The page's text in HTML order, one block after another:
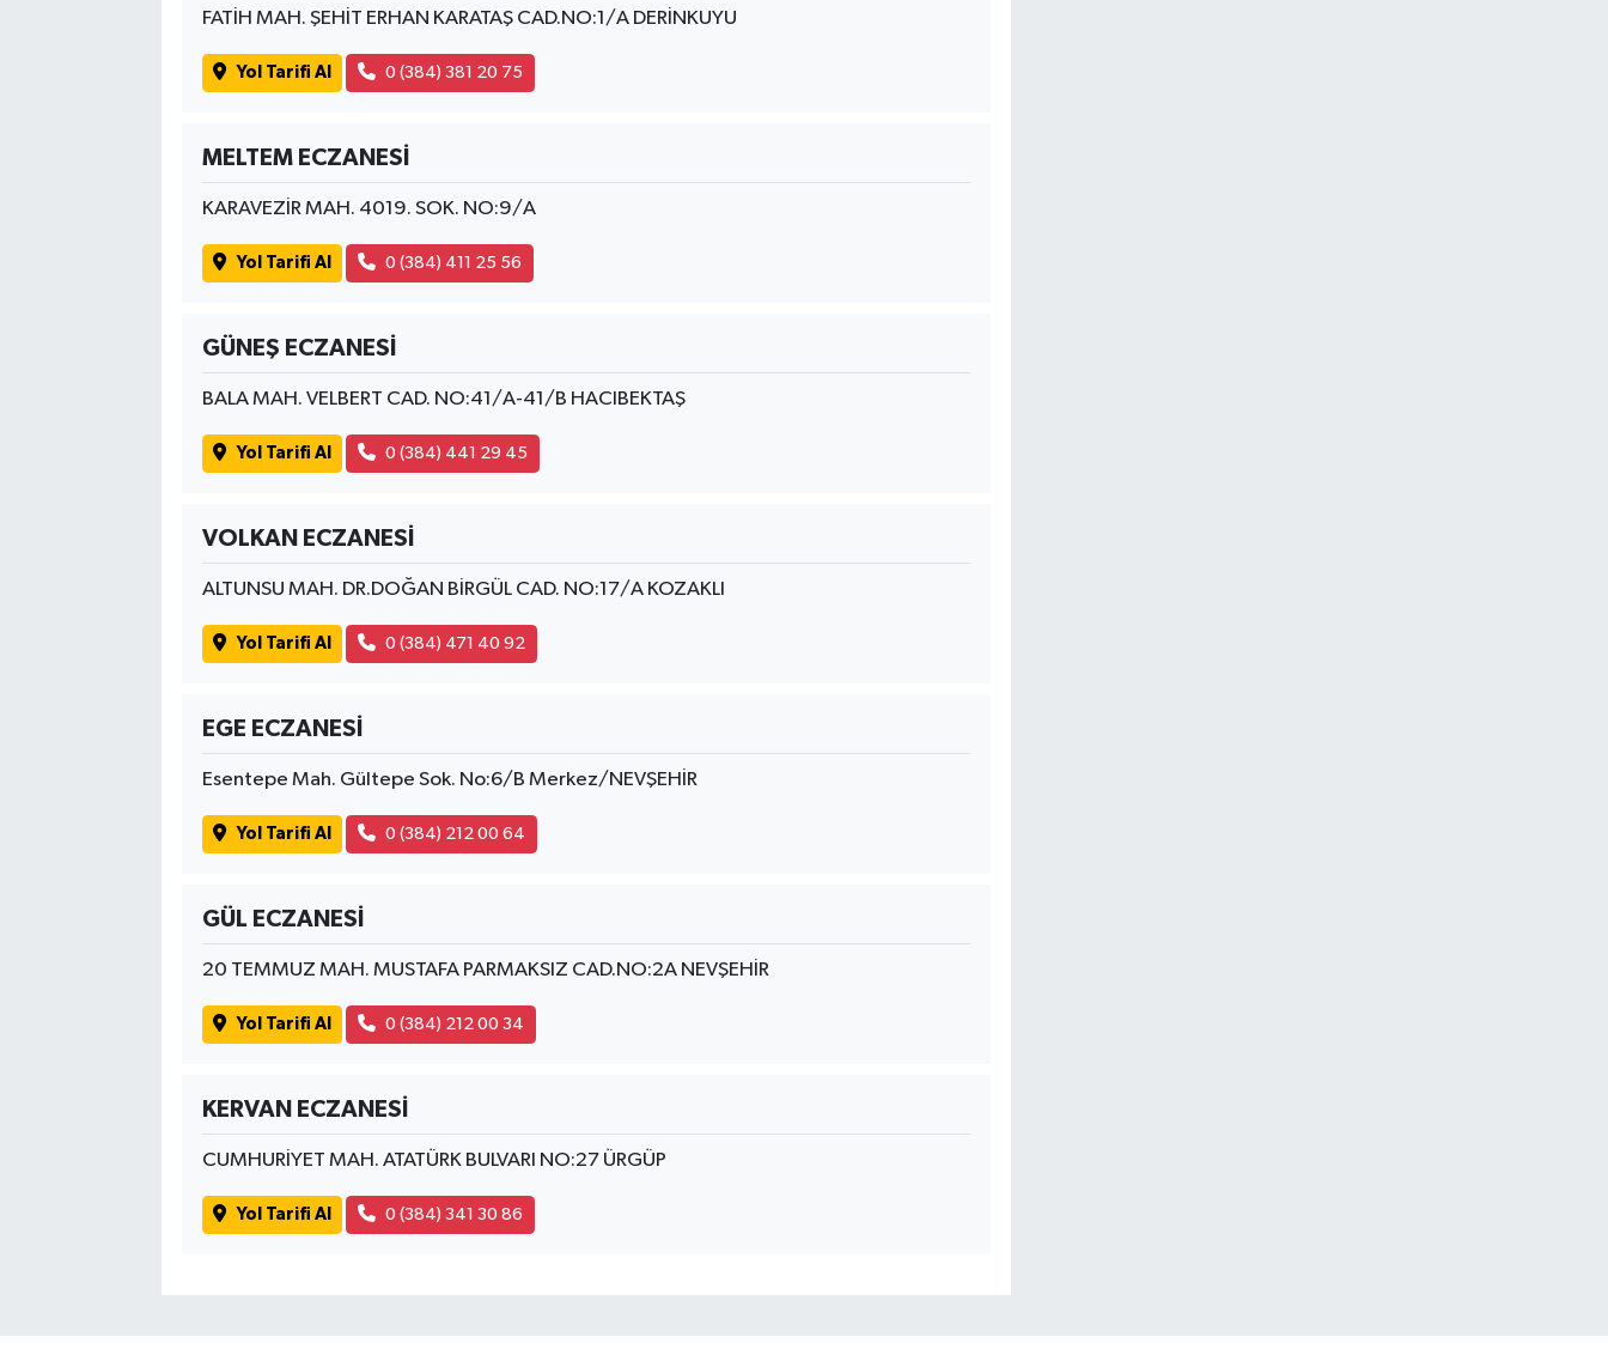
FATİH MAH. ŞEHİT ERHAN KARATAŞ CAD.NO:1/A DERİNKUYU
Yol Tarifi Al 0 (384) 381 20 75
MELTEM ECZANESİ
KARAVEZİR MAH. 4019. SOK. NO:9/A
Yol Tarifi Al 0 (384) 411 25 56
GÜNEŞ ECZANESİ
BALA MAH. VELBERT CAD. NO:41/A-41/B HACIBEKTAŞ
Yol Tarifi Al 0 (384) 441 29 45
VOLKAN ECZANESİ
ALTUNSU MAH. DR.DOĞAN BİRGÜL CAD. NO:17/A KOZAKLI
Yol Tarifi Al 0 (384) 471 40 92
EGE ECZANESİ
Esentepe Mah. Gültepe Sok. No:6/B Merkez/NEVŞEHİR
Yol Tarifi Al 0 (384) 212 00 64
GÜL ECZANESİ
20 TEMMUZ MAH. MUSTAFA PARMAKSIZ CAD.NO:2A NEVŞEHİR
Yol Tarifi Al 0 (384) 212 00 34
KERVAN ECZANESİ
CUMHURİYET MAH. ATATÜRK BULVARI NO:27 ÜRGÜP
Yol Tarifi Al 0 (384) 341 30 86